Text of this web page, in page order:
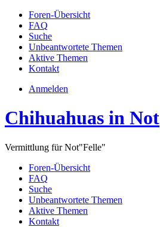
Foren-Übersicht
FAQ
Suche
Unbeantwortete Themen
Aktive Themen
Kontakt
Anmelden
Chihuahuas in Not
Vermittlung für Not"Felle"
Foren-Übersicht
FAQ
Suche
Unbeantwortete Themen
Aktive Themen
Kontakt